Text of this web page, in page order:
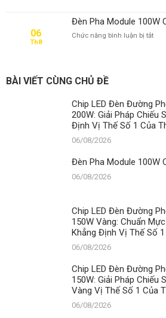
06
Th8
Đèn Pha Module 100W
Chức năng bình luận bị tắtở
BÀI VIẾT CÙNG CHỦ ĐỀ
Chip LED Đèn Đường
200W: Giải Pháp Chiếu
Định Vị Thế Số 1 Của
06/08/2026
Đèn Pha Module 100W
06/08/2026
Chip LED Đèn Đường
150W Vàng: Chuẩn
Khẳng Định Vị Thế Số
06/08/2026
Chip LED Đèn Đường
150W: Giải Pháp Chiếu
Vàng Vị Thế Số 1 Của
06/08/2026